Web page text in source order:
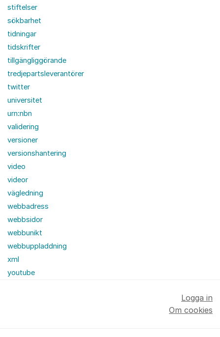
stiftelser
sökbarhet
tidningar
tidskrifter
tillgängliggörande
tredjepartsleverantörer
twitter
universitet
urn:nbn
validering
versioner
versionshantering
video
videor
vägledning
webbadress
webbsidor
webbunikt
webbuppladdning
xml
youtube
Logga in
Om cookies